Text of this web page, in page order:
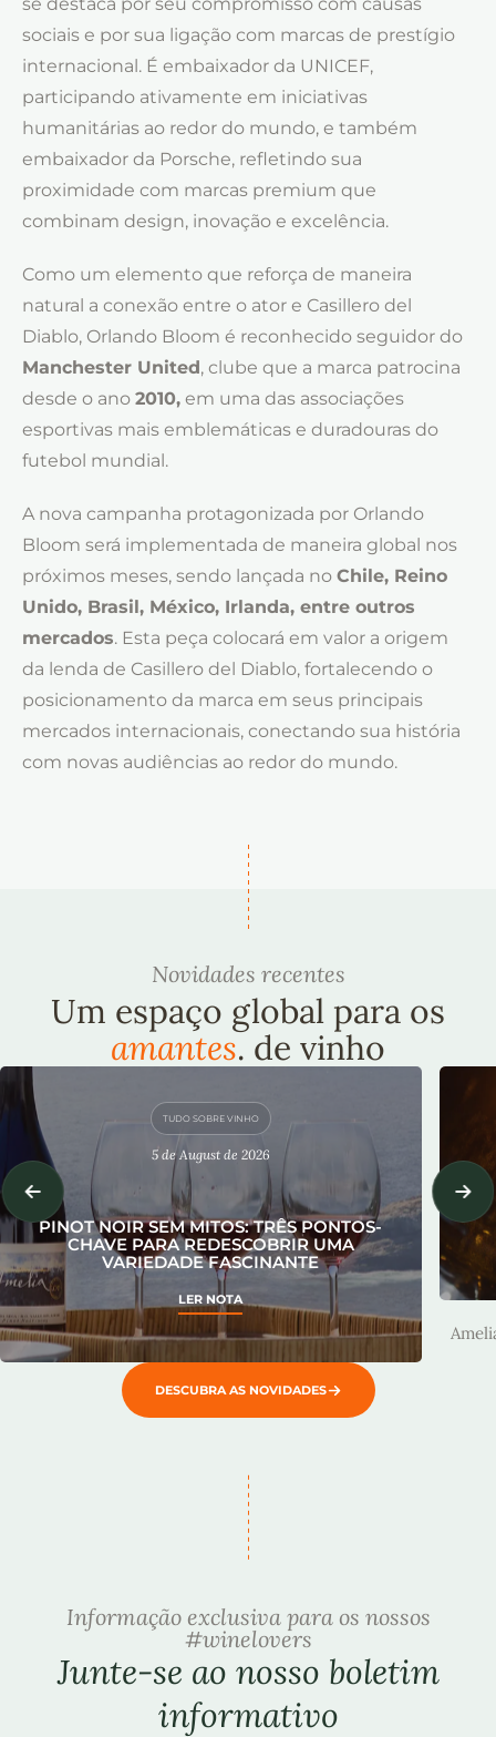
sociais e por sua ligação com marcas de prestígio
internacional. É embaixador da UNICEF,
participando ativamente em iniciativas
humanitárias ao redor do mundo, e também
embaixador da Porsche, refletindo sua
proximidade com marcas premium que
combinam design, inovação e excelência.
Como um elemento que reforça de maneira
natural a conexão entre o ator e Casillero del
Diablo, Orlando Bloom é reconhecido seguidor do
Manchester United, clube que a marca patrocina
desde o ano 2010, em uma das associações
esportivas mais emblemáticas e duradouras do
futebol mundial.
A nova campanha protagonizada por Orlando
Bloom será implementada de maneira global nos
próximos meses, sendo lançada no Chile, Reino
Unido, Brasil, México, Irlanda, entre outros
mercados. Esta peça colocará em valor a origem
da lenda de Casillero del Diablo, fortalecendo o
posicionamento da marca em seus principais
mercados internacionais, conectando sua história
com novas audiências ao redor do mundo.
Novidades recentes
Um espaço global para os
amantes. de vinho
TUDO SOBRE VINHO
5 de August de 2026
PINOT NOIR SEM MITOS: TRÊS PONTOS-
CHAVE PARA REDESCOBRIR UMA
VARIEDADE FASCINANTE
LER NOTA
DESCUBRA AS NOVIDADES
Informação exclusiva para os nossos
#winelovers
Junte-se ao nosso boletim
informativo